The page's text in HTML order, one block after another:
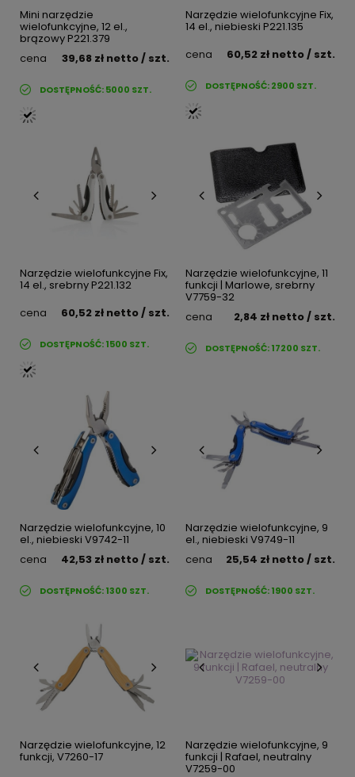
Mini narzędzie
wielofunkcyjne, 12 el.,
brązowy P221.379
cena
39,68 zł netto/ szt.
DOSTĘPNOŚĆ:5000 SZT.
Narzędzie wielofunkcyjne Fix,
14 el., niebieski P221.135
cena
60,52 zł netto/ szt.
DOSTĘPNOŚĆ:2900 SZT.
Narzędzie wielofunkcyjne Fix,
14 el., srebrny P221.132
cena
60,52 zł netto/ szt.
DOSTĘPNOŚĆ:1500 SZT.
Narzędzie wielofunkcyjne, 11
funkcji | Marlowe, srebrny
V7759-32
cena
2,84 zł netto/ szt.
DOSTĘPNOŚĆ:17200 SZT.
Narzędzie wielofunkcyjne, 10
el., niebieski V9742-11
cena
42,53 zł netto/ szt.
DOSTĘPNOŚĆ:1300 SZT.
Narzędzie wielofunkcyjne, 9
el., niebieski V9749-11
cena
25,54 zł netto/ szt.
DOSTĘPNOŚĆ:1900 SZT.
Narzędzie wielofunkcyjne, 12
funkcji, V7260-17
Narzędzie wielofunkcyjne, 9
funkcji | Rafael, neutralny
V7259-00